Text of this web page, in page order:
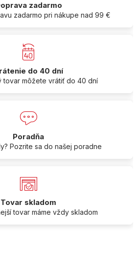
zadarmo
zadarmo pri nákupe nad 99 €
do 40 dní
tovar môžete vrátiť do 40 dní
Poradňa
Pozrite sa do našej poradne
Tovar skladom
tovar máme vždy skladom